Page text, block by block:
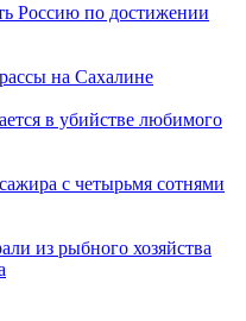
Россию по достижении
на Сахалине
в убийстве любимого
с четырьмя сотнями
из рыбного хозяйства